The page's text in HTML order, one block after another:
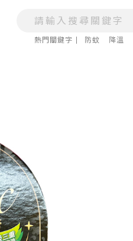
熱門關鍵字 防蚊 降溫